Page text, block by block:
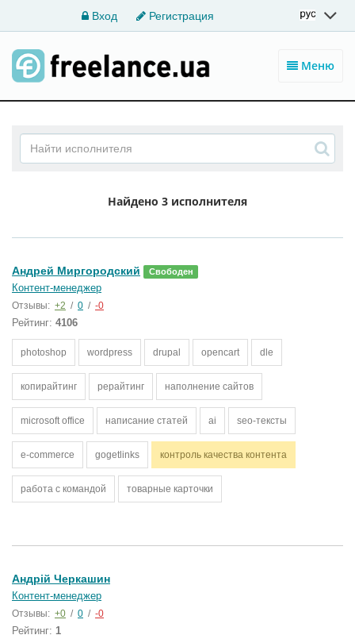
Вход Регистрация
Меню
Найдено 3 исполнителя
Андрей Миргородский Свободен
Контент-менеджер
Отзывы: +2 / 0 / -0
Рейтинг: 4106
photoshop wordpress drupal opencart dle
копирайтинг рерайтинг наполнение сайтов
microsoft office написание статей ai seo-тексты
e-commerce gogetlinks контроль качества контента
работа с командой товарные карточки
Андрій Черкашин
Контент-менеджер
Отзывы: +0 / 0 / -0
Рейтинг: 1